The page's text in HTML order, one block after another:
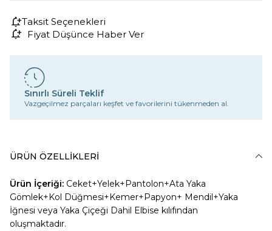
Taksit Seçenekleri
Fiyat Düşünce Haber Ver
Sınırlı Süreli Teklif
Vazgeçilmez parçaları keşfet ve favorilerini tükenmeden al.
ÜRÜN ÖZELLIKLERI
Ürün İçeriği: Ceket+Yelek+Pantolon+Ata Yaka
Gömlek+Kol Düğmesi+Kemer+Papyon+ Mendil+Yaka
İğnesi veya Yaka Çiçeği Dahil Elbise kılıfından
oluşmaktadır.